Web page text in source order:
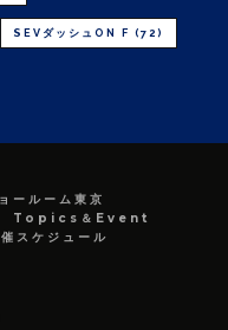
SEVダッシュON F (72)
ールーム東京
Topics＆Event
スケジュール